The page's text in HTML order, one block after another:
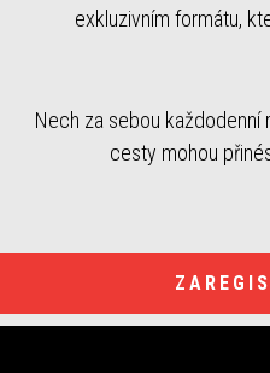
exkluzivním formátu,
Nech za sebou každodenní
cesty mohou